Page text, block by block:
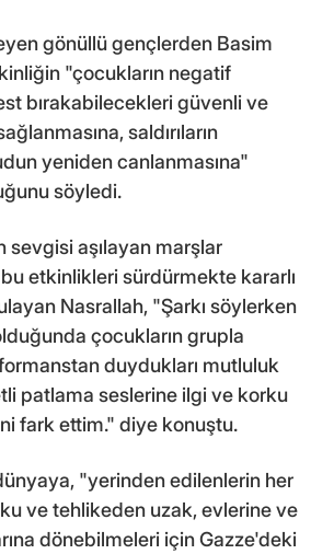
gönüllü gençlerden Basim
"çocukların negatif
bırakabilecekleri güvenli ve
saldırıların
yeniden canlanmasına"
söyledi.
sevgisi aşılayan marşlar
etkinlikleri sürdürmekte kararlı
Nasrallah, "Şarkı söylerken
çocukların grupla
duydukları mutluluk
patlama seslerine ilgi ve korku
fark ettim." diye konuştu.
"yerinden edilenlerin her
ve tehlikeden uzak, evlerine ve
dönebilmeleri için Gazze'deki